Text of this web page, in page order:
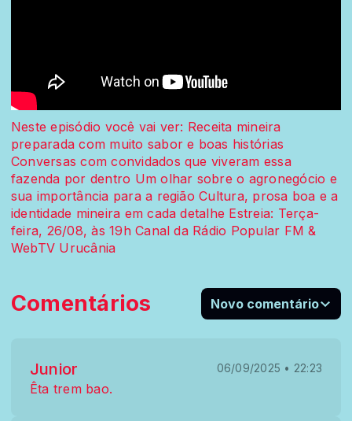
Neste episódio você vai ver: Receita mineira
preparada com muito sabor e boas histórias
Conversas com convidados que viveram essa
fazenda por dentro Um olhar sobre o agronegócio e
sua importância para a região Cultura, prosa boa e a
identidade mineira em cada detalhe Estreia: Terça-
feira, 26/08, às 19h Canal da Rádio Popular FM &
WebTV Urucânia
Comentários Novo comentário
Êta trem bao.
Junior 06/09/2025 • 22:23